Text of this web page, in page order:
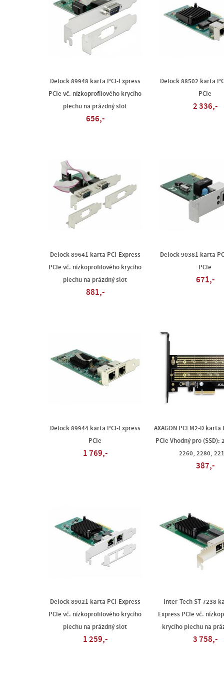
Delock 89948 karta PCI-Express
PCIe vč. nízkoprofilového krycího
plechu na prázdný slot
656,-
Delock 88502 karta
PCIe
2 336,-
Delock 89641 karta PCI-Express
PCIe vč. nízkoprofilového krycího
plechu na prázdný slot
881,-
Delock 90381 karta
PCIe
671,-
Delock 89944 karta PCI-Express
PCIe
1 769,-
AXAGON PCEM2-D karta
PCIe Vhodný pro (SSD):
2260, 2280,
387,-
Delock 89021 karta PCI-Express
PCIe vč. nízkoprofilového krycího
plechu na prázdný slot
1 259,-
Inter-Tech ST-7238
Express PCIe vč.
krycího plechu na
3 758,-